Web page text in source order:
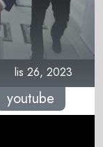
lis 26, 2023
youtube